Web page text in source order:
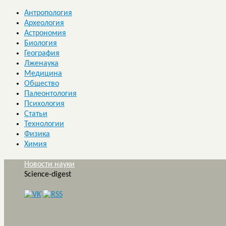
Антропология
Археология
Астрономия
Биология
География
Лженаука
Медицина
Общество
Палеонтология
Психология
Статьи
Технологии
Физика
Химия
Новости науки
Science-digest